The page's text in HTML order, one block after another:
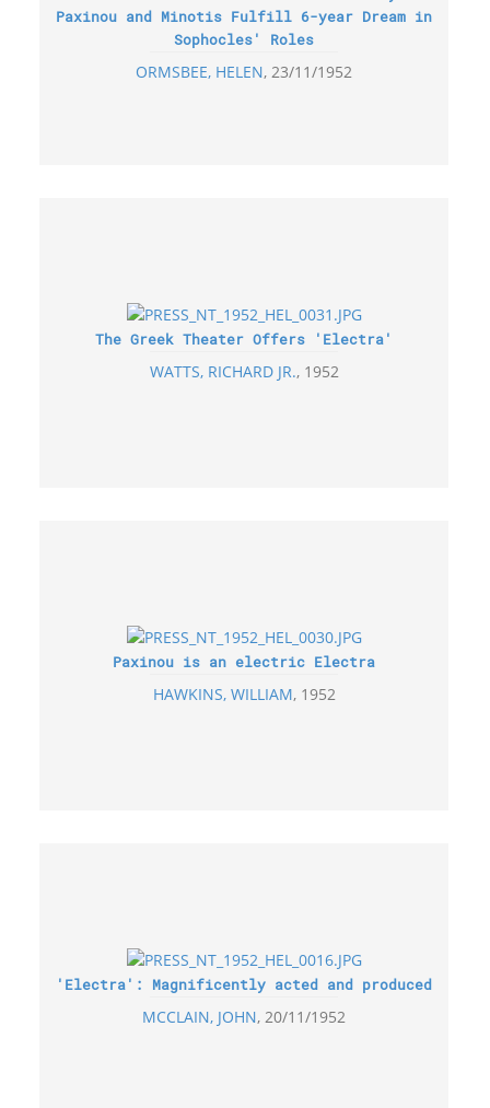
Paxinou and Minotis Fulfill 6-year Dream in
Sophocles' Roles
ORMSBEE, HELEN 23/11/1952
The Greek Theater Offers 'Electra'
WATTS, RICHARD JR. 1952
Paxinou is an electric Electra
HAWKINS, WILLIAM 1952
'Electra': Magnificently acted and produced
MCCLAIN, JOHN 20/11/1952